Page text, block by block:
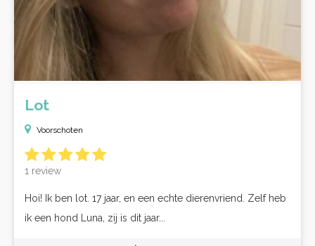
Lot
Voorschoten
1 review
Hoi! Ik ben lot. 17 jaar, en een echte dierenvriend. Zelf heb
ik een hond Luna, zij is dit jaar...